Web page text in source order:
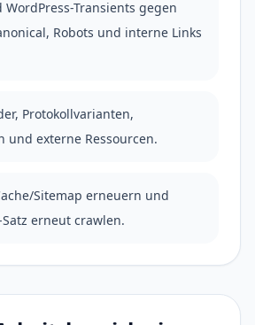
WordPress-Transients gegen
Robots und interne Links
Protokollvarianten,
und externe Ressourcen.
Sitemap erneuern und
erneut crawlen.